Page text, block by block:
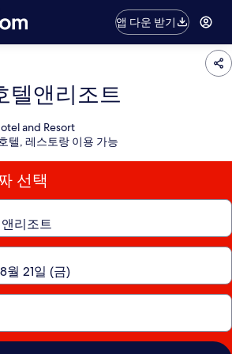
앱 다운 받기
텔앤리조트
and Resort
텔, 레스토랑 이용 가능
선택